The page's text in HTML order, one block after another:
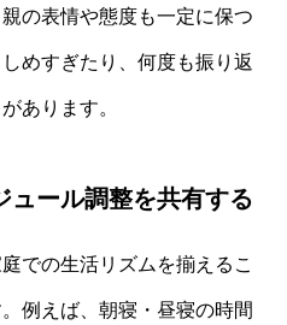
の表情や態度も一定に保つ
めすぎたり、何度も振り返
あります。
ュール調整を共有する
での生活リズムを揃えるこ
例えば、朝寝・昼寝の時間